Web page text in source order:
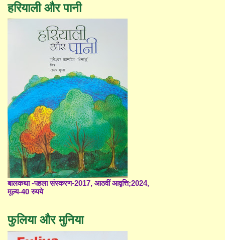
हरियाली और पानी
बालकथा -पहला संस्करण-2017, आठवीं आवृत्ति;2024,
मूल्य-40 रुपये
फुलिया और मुनिया